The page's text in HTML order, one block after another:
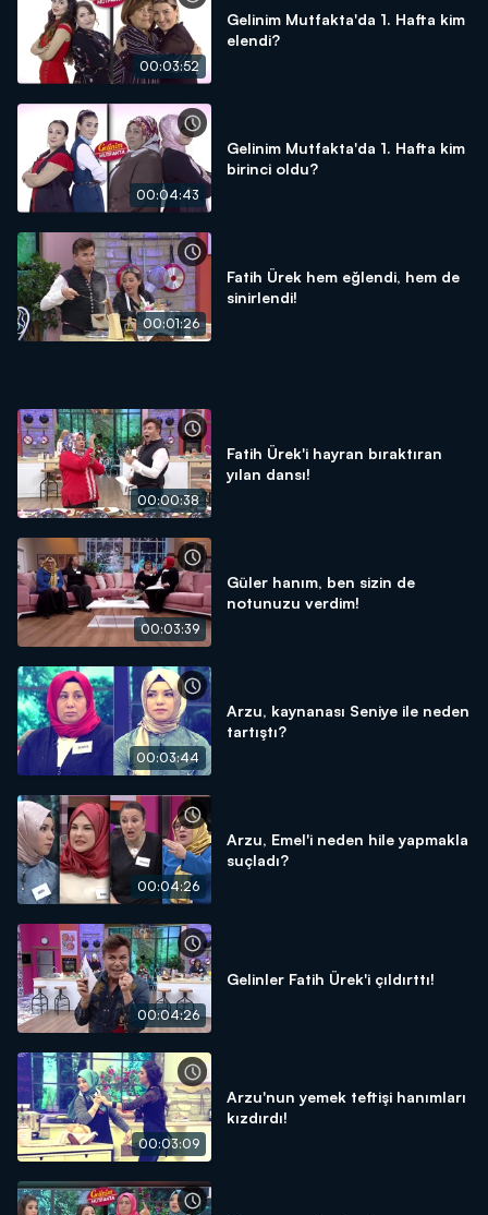
00:03:52
Gelinim Mutfakta'da 1. Hafta kim
elendi?
00:04:43
Gelinim Mutfakta'da 1. Hafta kim
birinci oldu?
00:01:26
Fatih Ürek hem eğlendi, hem de
sinirlendi!
00:00:38
Fatih Ürek'i hayran bıraktıran
yılan dansı!
00:03:39
Güler hanım, ben sizin de
notunuzu verdim!
00:03:44
Arzu, kaynanası Seniye ile neden
tartıştı?
00:04:26
Arzu, Emel'i neden hile yapmakla
suçladı?
00:04:26
Gelinler Fatih Ürek'i çıldırttı!
00:03:09
Arzu'nun yemek teftişi hanımları
kızdırdı!